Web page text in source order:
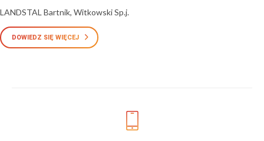
LANDSTAL Bartnik, Witkowski Sp.j.
DOWIEDZ SIĘ WIĘCEJ